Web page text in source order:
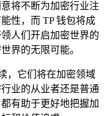
将不断为加密行业注
性，而 TP 钱包将成
人们开启加密世界的
界的无限可能。
，它们将在加密领域
业的从业者还是普通
有助于更好地把握加